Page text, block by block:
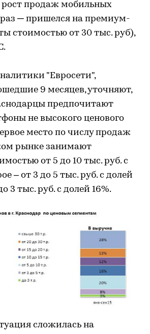
продаж мобильных
раз ─ пришелся на премиум-
стоимостью от 30 тыс. руб),
"Евросети",
9 месяцев, уточняют,
предпочитают
не высокого ценового
место по числу продаж
рынке занимают
от 5 до 10 тыс. руб. с
– от 3 до 5 тыс. руб. с долей
3 тыс. руб. с долей 16%.
сложилась на